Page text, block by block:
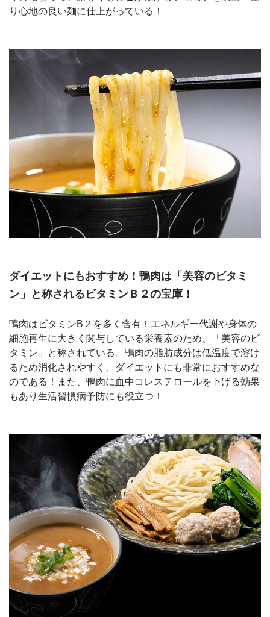
り心地の良い麺に仕上がっている！
ダイエットにもおすすめ！鴨肉は「美容のビタミ
ン」と称されるビタミンＢ２の宝庫！
鴨肉はビタミンB２を多く含有！エネルギー代謝や身体の
細胞再生に大きく関与している栄養素のため、「美容のビ
タミン」と称されている。鴨肉の脂肪成分は低温度で溶け
るため消化されやすく、ダイエットにも非常におすすめな
のである！また、鴨肉に血中コレステロールを下げる効果
もあり生活習慣病予防にも役立つ！